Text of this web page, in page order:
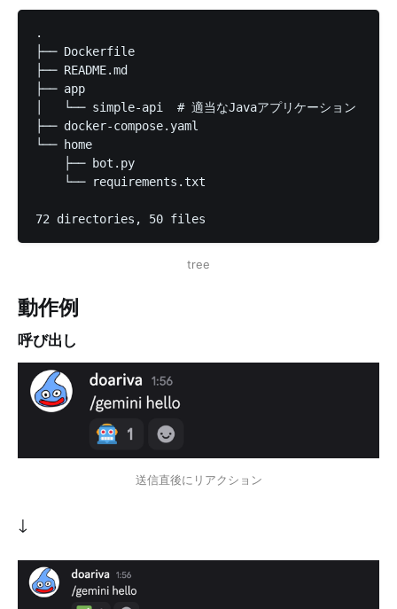
.
├── Dockerfile
├── README.md
├── app
│   └── simple-api  # 適当なJavaアプリケーション
├── docker-compose.yaml
└── home
    ├── bot.py
    └── requirements.txt
72 directories, 50 files
tree
動作例
呼び出し
送信直後にリアクション
↓